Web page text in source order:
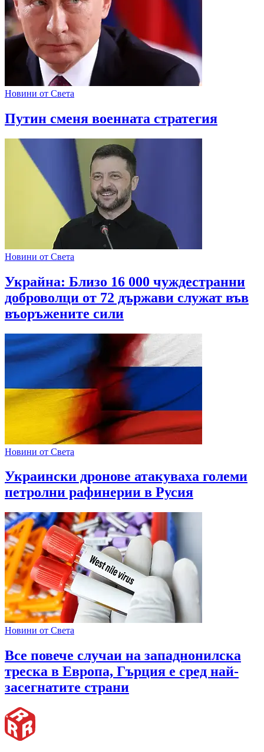
Новини от Света
Путин сменя военната стратегия
Новини от Света
Украйна: Близо 16 000 чуждестранни
доброволци от 72 държави служат във
въоръжените сили
Новини от Света
Украински дронове атакуваха големи
петролни рафинерии в Русия
Новини от Света
Все повече случаи на западнонилска
треска в Европа, Гърция е сред най-
засегнатите страни